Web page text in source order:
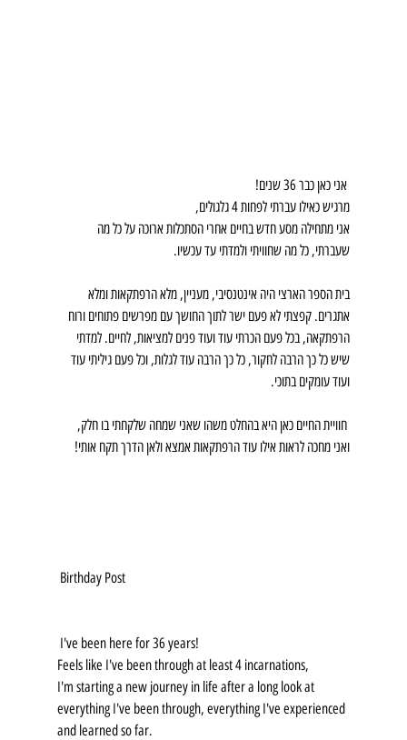
מרגיש כאילו עברתי לפחות 4 גלגולים,
אני מתחילה מסע חדש בחיים אחרי הסתכלות ארוכה על כל מה
שעברתי, כל מה שחוויתי ולמדתי עד עכשיו.
בית הספר הארצי היה אינטנסיבי, מעניין, מלא הרפתקאות ומלא
אתגרים. קפצתי לא פעם ישר לתוך החושך עם מפרשים פתוחים ורוח
הרפתקאה, בכל פעם הכרתי עוד ועוד פנים למציאות, לחיים. למדתי
שיש כל כך הרבה לחקור, כל כך הרבה עוד לגלות, וכל פעם גיליתי עוד
ועוד עומקים בתוכי.
חוויית החיים כאן היא בהחלט משהו שאני שמחה שלקחתי בו חלק,
ואני מחכה לראות אילו עוד הרפתקאות אמצא ולאן הדרך תקח אותי!
Birthday Post
I've been here for 36 years!
Feels like I've been through at least 4 incarnations,
I'm starting a new journey in life after a long look at
everything I've been through, everything I've experienced
and learned so far.